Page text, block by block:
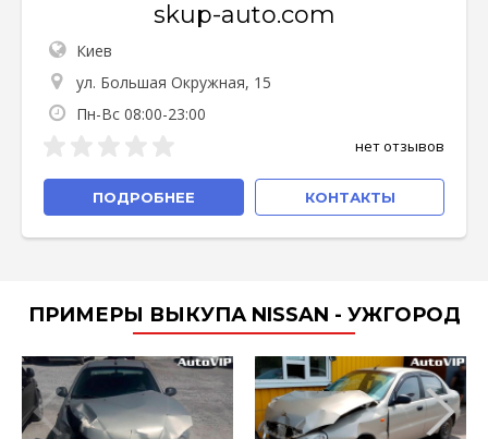
skup-auto.com
Киев
ул. Большая Окружная, 15
Пн-Вс 08:00-23:00
нет отзывов
ПОДРОБНЕЕ КОНТАКТЫ
ПРИМЕРЫ ВЫКУПА NISSAN - УЖГОРОД